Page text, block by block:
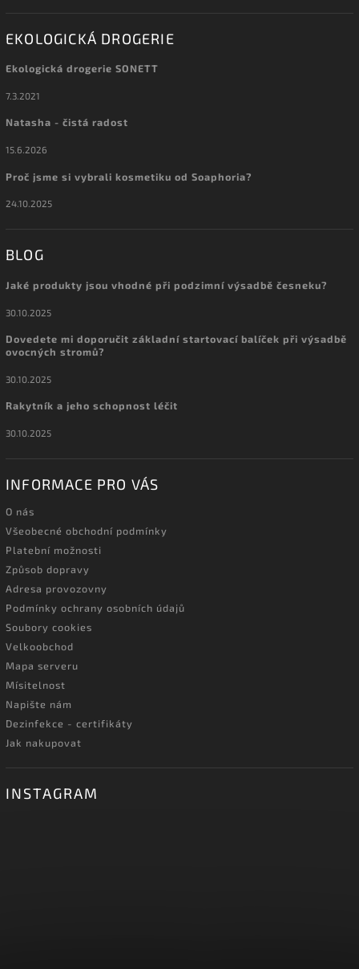
EKOLOGICKÁ DROGERIE
Ekologická drogerie SONETT
7.3.2021
Natasha - čistá radost
15.6.2026
Proč jsme si vybrali kosmetiku od Soaphoria?
24.10.2025
BLOG
Jaké produkty jsou vhodné při podzimní výsadbě česneku?
30.10.2025
Dovedete mi doporučit základní startovací balíček při výsadbě
ovocných stromů?
30.10.2025
Rakytník a jeho schopnost léčit
30.10.2025
INFORMACE PRO VÁS
O nás
Všeobecné obchodní podmínky
Platební možnosti
Způsob dopravy
Adresa provozovny
Podmínky ochrany osobních údajů
Soubory cookies
Velkoobchod
Mapa serveru
Mísitelnost
Napište nám
Dezinfekce - certifikáty
Jak nakupovat
INSTAGRAM